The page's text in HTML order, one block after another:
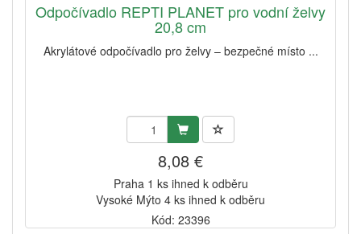
Odpočívadlo REPTI PLANET pro vodní želvy
20,8 cm
Akrylátové odpočívadlo pro želvy – bezpečné místo ...
8,08 €
Praha 1 ks ihned k odběru
Vysoké Mýto 4 ks ihned k odběru
Kód: 23396